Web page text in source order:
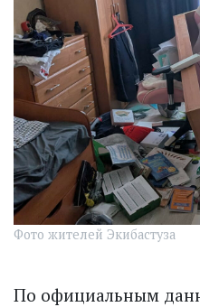
Фото жителей Экибастуза
По официальным